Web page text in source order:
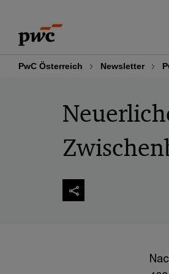
content
footer
PwC Österreich Newsletter